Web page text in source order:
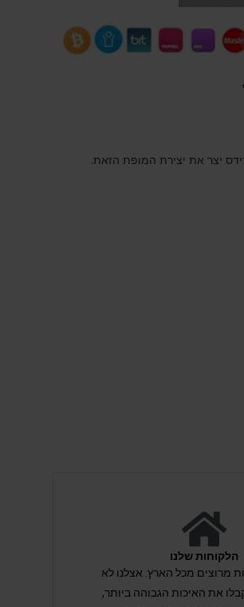
יצר את יצירת המופת הזאת.
הלקוחות שלנו
מרוצים מכל הארץ. אצלנו לא
את האיכות הגבוהה ביותר,